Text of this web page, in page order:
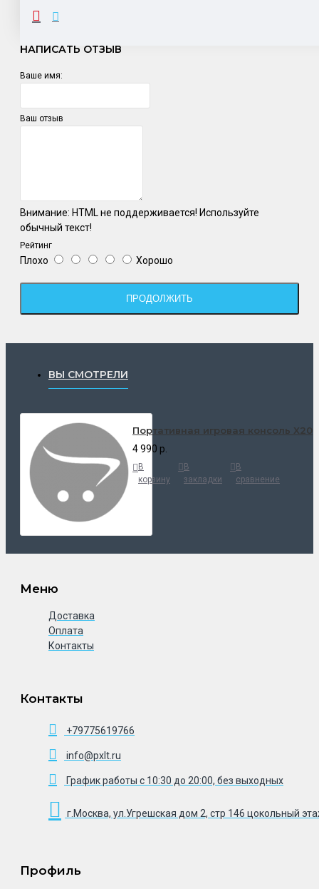
ОТЗЫВЫ
НАПИСАТЬ ОТЗЫВ
Ваше имя:
Ваш отзыв
Внимание: HTML не поддерживается! Используйте
обычный текст!
Рейтинг
Плохо Хорошо
ПРОДОЛЖИТЬ
ВЫ СМОТРЕЛИ
Портативная игровая консоль X20
4 990 р.
В
корзину
В
закладки
В
сравнение
Меню
Доставка
Оплата
Контакты
Контакты
+79775619766
info@pxlt.ru
График работы с 10:30 до 20:00, без выходных
г.Москва, ул.Угрешская дом 2, стр 146 цокольный
Профиль